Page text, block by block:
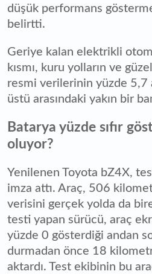
düşük performans
belirtti.
Geriye kalan elektrikli
kısmı, kuru yolların ve
resmi verilerinin yüzde 5,7
üstü arasındaki yakın bir
Batarya yüzde sıfır
oluyor?
Yenilenen Toyota bZ4X,
imza attı. Araç, 506
verisini gerçek yolda da
testi yapan sürücü, araç
yüzde 0 gösterdiği andan
durmadan önce 18
aktardı. Test ekibinin bu